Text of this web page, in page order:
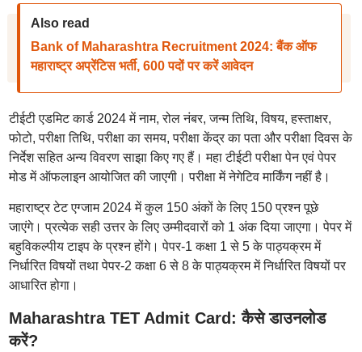
Also read
Bank of Maharashtra Recruitment 2024: बैंक ऑफ
महाराष्ट्र अप्रेंटिस भर्ती, 600 पदों पर करें आवेदन
टीईटी एडमिट कार्ड 2024 में नाम, रोल नंबर, जन्म तिथि, विषय, हस्ताक्षर,
फोटो, परीक्षा तिथि, परीक्षा का समय, परीक्षा केंद्र का पता और परीक्षा दिवस के
निर्देश सहित अन्य विवरण साझा किए गए हैं। महा टीईटी परीक्षा पेन एवं पेपर
मोड में ऑफलाइन आयोजित की जाएगी। परीक्षा में नेगेटिव मार्किंग नहीं है।
महाराष्ट्र टेट एग्जाम 2024 में कुल 150 अंकों के लिए 150 प्रश्न पूछे
जाएंगे। प्रत्येक सही उत्तर के लिए उम्मीदवारों को 1 अंक दिया जाएगा। पेपर में
बहुविकल्पीय टाइप के प्रश्न होंगे। पेपर-1 कक्षा 1 से 5 के पाठ्यक्रम में
निर्धारित विषयों तथा पेपर-2 कक्षा 6 से 8 के पाठ्यक्रम में निर्धारित विषयों पर
आधारित होगा।
Maharashtra TET Admit Card: कैसे डाउनलोड
करें?